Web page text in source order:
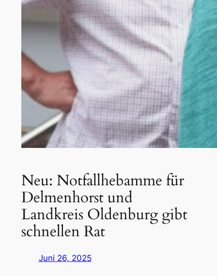
Neu: Notfallhebamme für
Delmenhorst und
Landkreis Oldenburg gibt
schnellen Rat
Juni 26, 2025